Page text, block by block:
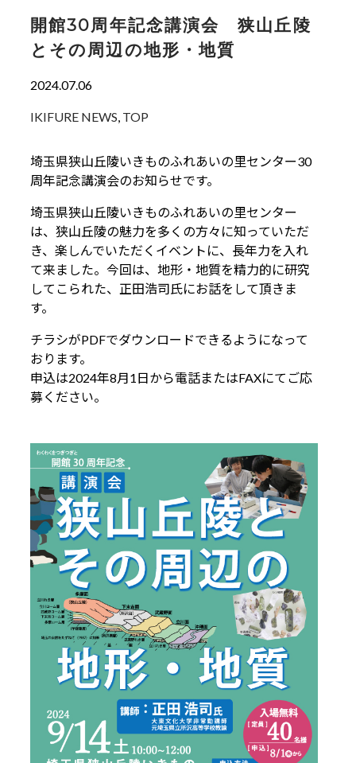
開館30周年記念講演会 狭山丘陵
とその周辺の地形・地質
2024.07.06
IKIFURE NEWS, TOP
埼玉県狭山丘陵いきものふれあいの里センター30
周年記念講演会のお知らせです。
埼玉県狭山丘陵いきものふれあいの里センター
は、狭山丘陵の魅力を多くの方々に知っていただ
き、楽しんでいただくイベントに、長年力を入れ
て来ました。今回は、地形・地質を精力的に研究
してこられた、正田浩司氏にお話をして頂きま
す。
チラシがPDFでダウンロードできるようになって
おります。
申込は2024年8月1日から電話またはFAXにてご応
募ください。